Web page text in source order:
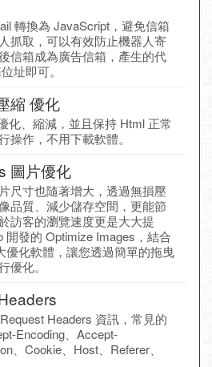
轉換為 JavaScript，避免信箱
抓取，可以有效防止機器人寄
信箱成為廣告信箱，產生的代
址即可。
縮 優化
化、縮減，並且保持 Html 正常
操作，不用下載軟體。
圖片優化
尺寸也隨著增大，透過無損壓
品質、減少儲存空間，更能節
訪客的瀏覽速度更是大大提
開發的 Optimize Images，結合
優化軟體，讓您透過簡單的拖曳
優化。
Headers 資訊，常見的
Encoding、Accept-
、Cookie、Host、Referer、